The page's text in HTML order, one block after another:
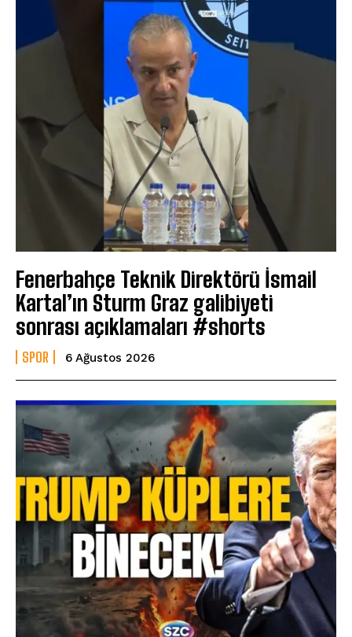
Fenerbahçe Teknik Direktörü İsmail
Kartal’ın Sturm Graz galibiyeti
sonrası açıklamaları #shorts
SPOR 6 Ağustos 2026